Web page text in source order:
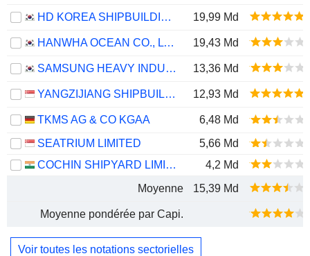
HD KOREA SHIPBUILDING & OFFSHORE ENGINEERING CO., LTD.
19,99 Md
HANWHA OCEAN CO., LTD. 19,43 Md
SAMSUNG HEAVY INDUSTRIES CO., LTD. 13,36 Md
YANGZIJIANG SHIPBUILDING (HOLDINGS) LTD. 12,93 Md
TKMS AG & CO KGAA
6,48 Md
SEATRIUM LIMITED
5,66 Md
COCHIN SHIPYARD LIMITED
4,2 Md
Moyenne
15,39 Md
Moyenne pondérée par Capi.
Voir toutes les notations sectorielles